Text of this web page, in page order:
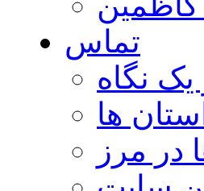
تماس
نگاه
ها
در مرز